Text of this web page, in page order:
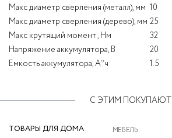
Макс диаметр сверления (металл), мм 10
Макс диаметр сверления (дерево), мм 25
Макс крутящий момент , Нм
32
Напряжение аккумулятора, В
20
Емкость аккумулятора, А*ч
1.5
С ЭТИМ ПОКУПАЮТ
ТОВАРЫ ДЛЯ ДОМА МЕБЕЛЬ